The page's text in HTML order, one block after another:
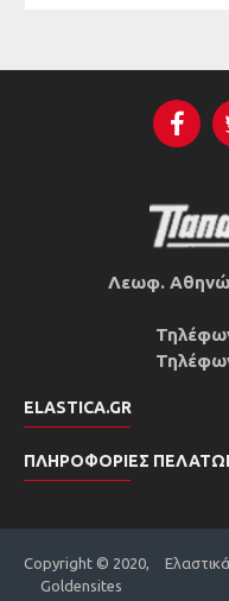
Λεωφ.
ELASTICA.GR
ΠΛΗΡΟΦΟΡΊΕΣ
Copyright © 2020,
Goldensites